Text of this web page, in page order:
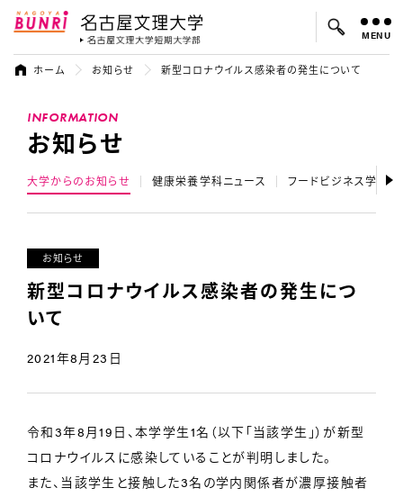
名古屋文理大学 名古屋文理大
よく検索されているキーワード：
MENU
ホーム お知らせ 新型コロナウイルス感染者の発生について
INFORMATION
お知らせ
大学からのお知らせ 健康栄養学科ニュース フードビジネス学科ニ
お知らせ
新型コロナウイルス感染者の発生につ
いて
2021年8月23日
令和3年8月19日、本学学生1名（以下「当該学生」）が新型
コロナウイルスに感染していることが判明しました。
また、当該学生と接触した3名の学内関係者が濃厚接触者